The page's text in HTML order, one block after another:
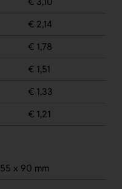
€ 2,14
€ 1,78
€ 1,51
€ 1,33
€ 1,21
55 x 90 mm